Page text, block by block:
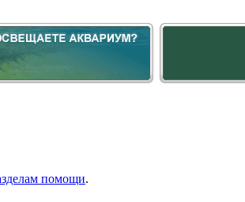
помощи.